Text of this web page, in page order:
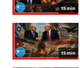
15 min
15 min